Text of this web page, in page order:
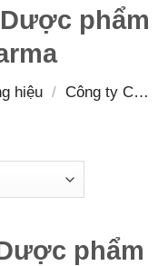
phẩm
hiệu / Công ty Cổ
phẩm